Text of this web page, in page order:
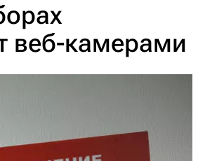
веб-камерами